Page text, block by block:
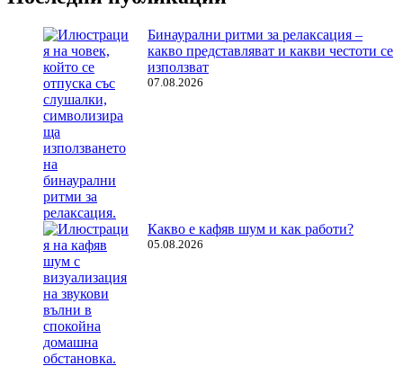
Бинаурални ритми за релаксация –
какво представляват и какви честоти се
използват
07.08.2026
Какво е кафяв шум и как работи?
05.08.2026